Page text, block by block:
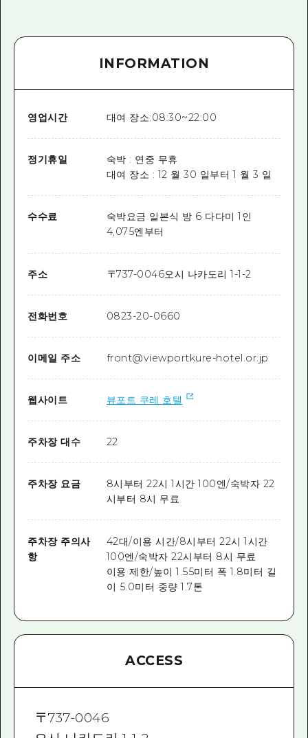
INFORMATION
영업시간 대여 장소:08:30~22:00
정기휴일
숙박 : 연중 무휴
대여 장소 : 12 월 30 일부터 1 월 3 일
수수료
숙박요금 일본식 방 6 다다미 1인
4,075엔부터
주소 〒737-0046오시 나카도리 1-1-2
전화번호 0823-20-0660
이메일 주소 front@viewportkure-hotel.or.jp
웹사이트 뷰포트 쿠레 호텔
주차장 대수 22
주차장 요금
8시부터 22시 1시간 100엔/숙박자 22
시부터 8시 무료
주차장 주의사
항
42대/이용 시간/8시부터 22시 1시간
100엔/숙박자 22시부터 8시 무료
이용 제한/높이 1.55미터 폭 1.8미터 길
이 5.0미터 중량 1.7톤
ACCESS
〒737-0046